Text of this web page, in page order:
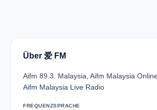
Über 爱 FM
Aifm 89.3. Malaysia, Aifm Malaysia
Aifm Malaysia Live Radio
FREQUENZSPRACHE